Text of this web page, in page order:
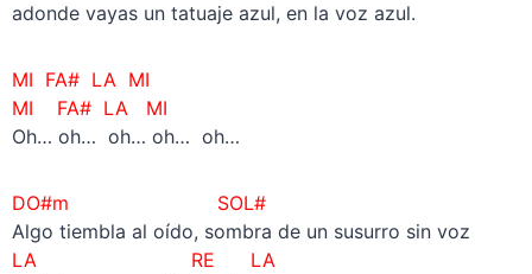
adonde vayas un tatuaje azul, en la voz azul.
MI FA# LA MI
MI FA# LA MI
Oh… oh… oh… oh… oh…
DO#m SOL#
Algo tiembla al oído, sombra de un susurro sin voz
LA RE LA